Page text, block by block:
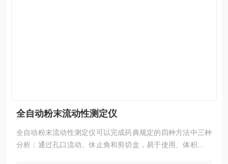
全自动粉末流动性测定仪
全自动粉末流动性测定仪可以完成药典规定的四种方法中三种
分析：通过孔口流动、休止角和剪切盒，易于使用、体积小、